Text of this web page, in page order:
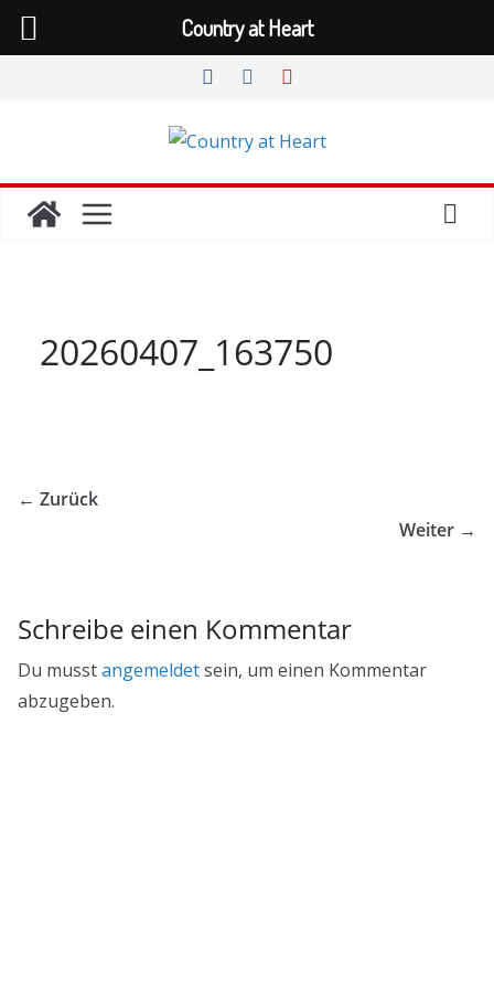
20260407_163750
← Zurück
Weiter →
Schreibe einen Kommentar
Du musstangemeldetsein, um einen Kommentar
abzugeben.
Country at Heart